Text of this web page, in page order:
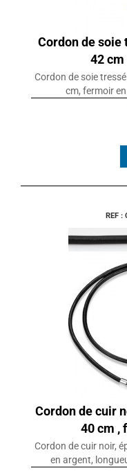
Cordon de soie
42 cm
Cordon de soie
cm, fermoir
REF :
Cordon de cuir
40 cm ,
Cordon de cuir noir,
en argent,